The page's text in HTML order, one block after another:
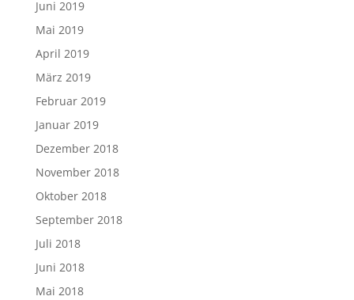
Juni 2019
Mai 2019
April 2019
März 2019
Februar 2019
Januar 2019
Dezember 2018
November 2018
Oktober 2018
September 2018
Juli 2018
Juni 2018
Mai 2018